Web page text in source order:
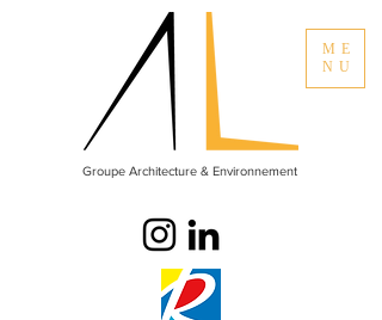
ME
NU
Groupe Architecture & Environnement